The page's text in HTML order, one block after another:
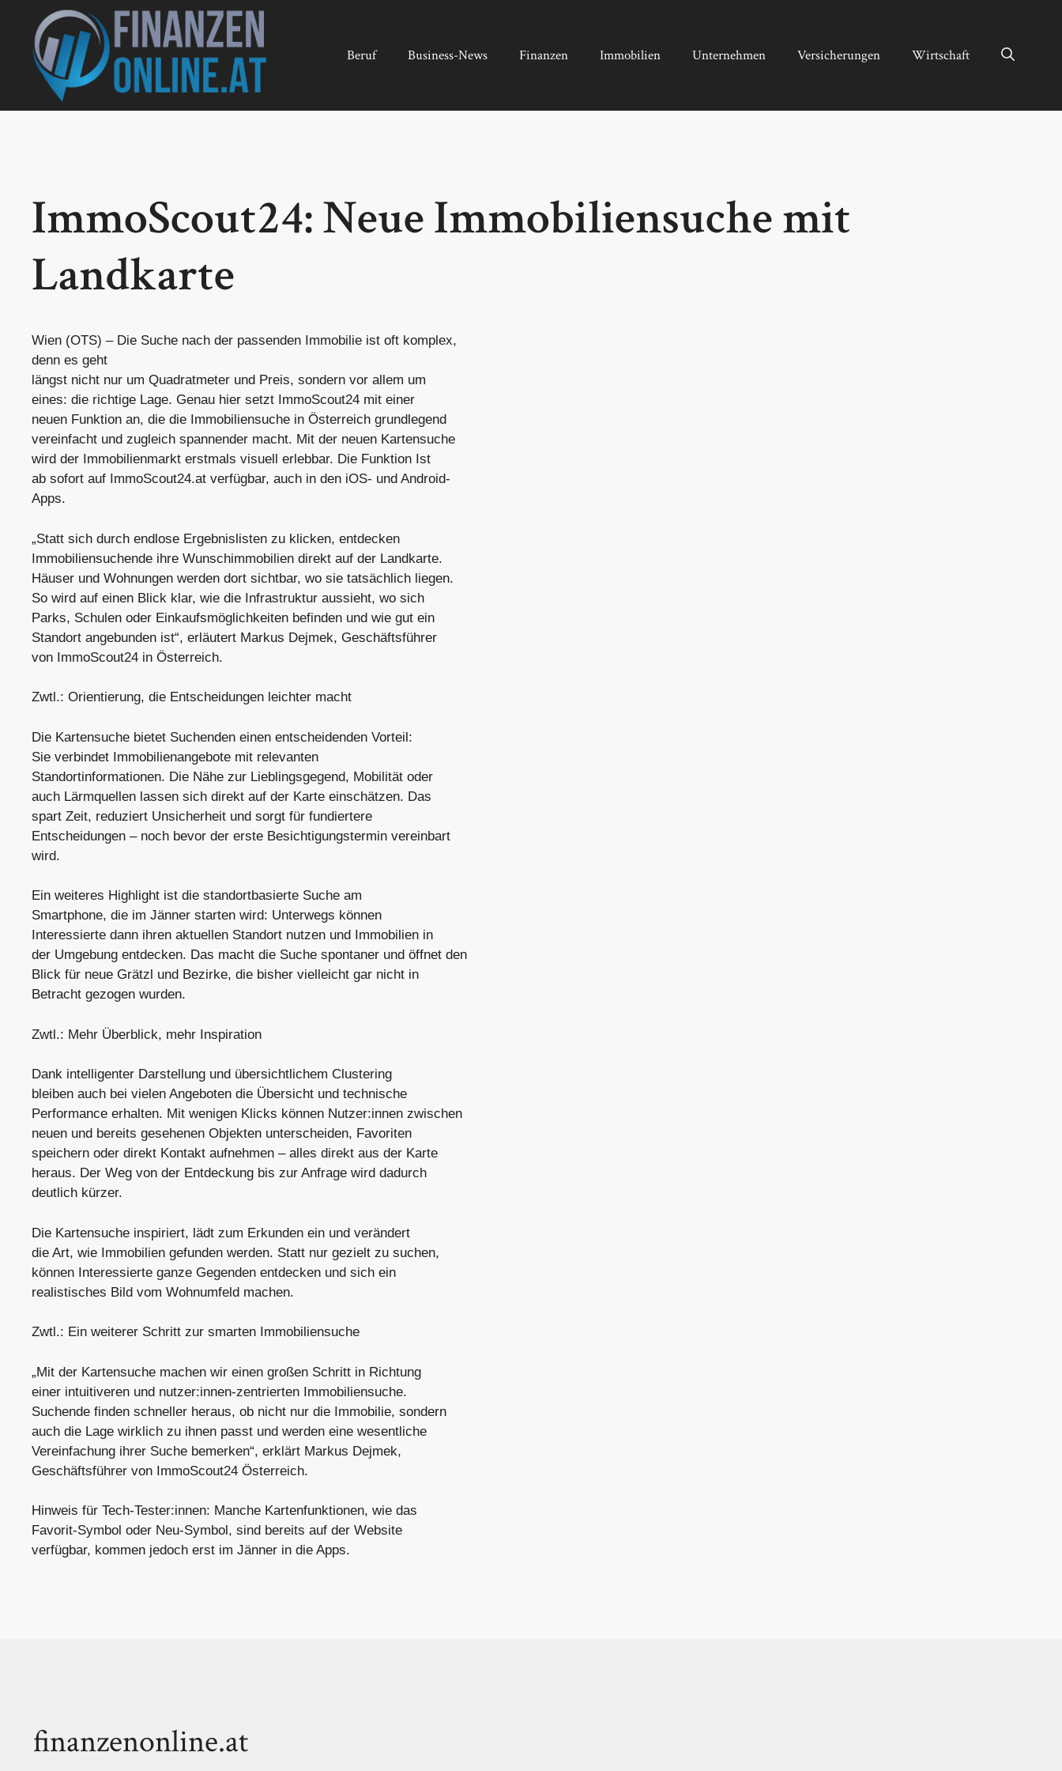
springen
Beruf Business-News Finanzen Immobilien Unternehmen Versicherungen Wirtschaft
ImmoScout24: Neue Immobiliensuche mit
Landkarte
Wien (OTS) – Die Suche nach der passenden Immobilie ist oft komplex,
denn es geht
längst nicht nur um Quadratmeter und Preis, sondern vor allem um
eines: die richtige Lage. Genau hier setzt ImmoScout24 mit einer
neuen Funktion an, die die Immobiliensuche in Österreich grundlegend
vereinfacht und zugleich spannender macht. Mit der neuen Kartensuche
wird der Immobilienmarkt erstmals visuell erlebbar. Die Funktion Ist
ab sofort auf ImmoScout24.at verfügbar, auch in den iOS- und Android-
Apps.
„Statt sich durch endlose Ergebnislisten zu klicken, entdecken
Immobiliensuchende ihre Wunschimmobilien direkt auf der Landkarte.
Häuser und Wohnungen werden dort sichtbar, wo sie tatsächlich liegen.
So wird auf einen Blick klar, wie die Infrastruktur aussieht, wo sich
Parks, Schulen oder Einkaufsmöglichkeiten befinden und wie gut ein
Standort angebunden ist“, erläutert Markus Dejmek, Geschäftsführer
von ImmoScout24 in Österreich.
Zwtl.: Orientierung, die Entscheidungen leichter macht
Die Kartensuche bietet Suchenden einen entscheidenden Vorteil:
Sie verbindet Immobilienangebote mit relevanten
Standortinformationen. Die Nähe zur Lieblingsgegend, Mobilität oder
auch Lärmquellen lassen sich direkt auf der Karte einschätzen. Das
spart Zeit, reduziert Unsicherheit und sorgt für fundiertere
Entscheidungen – noch bevor der erste Besichtigungstermin vereinbart
wird.
Ein weiteres Highlight ist die standortbasierte Suche am
Smartphone, die im Jänner starten wird: Unterwegs können
Interessierte dann ihren aktuellen Standort nutzen und Immobilien in
der Umgebung entdecken. Das macht die Suche spontaner und öffnet den
Blick für neue Grätzl und Bezirke, die bisher vielleicht gar nicht in
Betracht gezogen wurden.
Zwtl.: Mehr Überblick, mehr Inspiration
Dank intelligenter Darstellung und übersichtlichem Clustering
bleiben auch bei vielen Angeboten die Übersicht und technische
Performance erhalten. Mit wenigen Klicks können Nutzer:innen zwischen
neuen und bereits gesehenen Objekten unterscheiden, Favoriten
speichern oder direkt Kontakt aufnehmen – alles direkt aus der Karte
heraus. Der Weg von der Entdeckung bis zur Anfrage wird dadurch
deutlich kürzer.
Die Kartensuche inspiriert, lädt zum Erkunden ein und verändert
die Art, wie Immobilien gefunden werden. Statt nur gezielt zu suchen,
können Interessierte ganze Gegenden entdecken und sich ein
realistisches Bild vom Wohnumfeld machen.
Zwtl.: Ein weiterer Schritt zur smarten Immobiliensuche
„Mit der Kartensuche machen wir einen großen Schritt in Richtung
einer intuitiveren und nutzer:innen-zentrierten Immobiliensuche.
Suchende finden schneller heraus, ob nicht nur die Immobilie, sondern
auch die Lage wirklich zu ihnen passt und werden eine wesentliche
Vereinfachung ihrer Suche bemerken“, erklärt Markus Dejmek,
Geschäftsführer von ImmoScout24 Österreich.
Hinweis für Tech-Tester:innen: Manche Kartenfunktionen, wie das
Favorit-Symbol oder Neu-Symbol, sind bereits auf der Website
verfügbar, kommen jedoch erst im Jänner in die Apps.
finanzenonline.at